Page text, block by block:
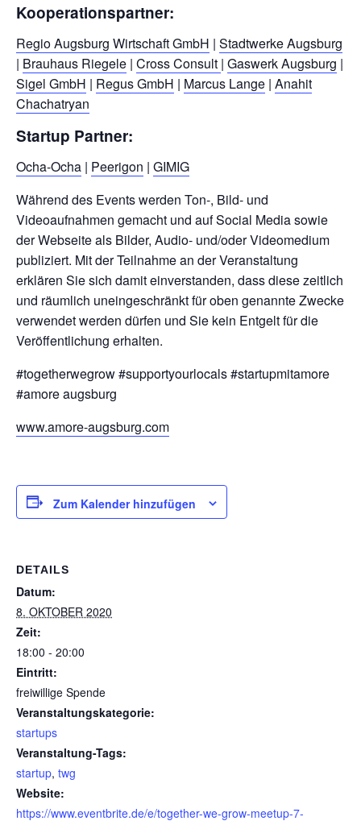
Kooperationspartner:
Regio Augsburg Wirtschaft GmbH | Stadtwerke Augsburg
| Brauhaus Riegele | Cross Consult | Gaswerk Augsburg |
Sigel GmbH | Regus GmbH | Marcus Lange | Anahit
Chachatryan
Startup Partner:
Ocha-Ocha | Peerigon | GIMIG
Während des Events werden Ton-, Bild- und
Videoaufnahmen gemacht und auf Social Media sowie
der Webseite als Bilder, Audio- und/oder Videomedium
publiziert. Mit der Teilnahme an der Veranstaltung
erklären Sie sich damit einverstanden, dass diese zeitlich
und räumlich uneingeschränkt für oben genannte Zwecke
verwendet werden dürfen und Sie kein Entgelt für die
Veröffentlichung erhalten.
#togetherwegrow #supportyourlocals #startupmitamore
#amore augsburg
www.amore-augsburg.com
Zum Kalender hinzufügen
DETAILS
Datum:
8. OKTOBER 2020
Zeit:
18:00 - 20:00
Eintritt:
freiwillige Spende
Veranstaltungskategorie:
startups
Veranstaltung-Tags:
startup, twg
Website:
https://www.eventbrite.de/e/together-we-grow-meetup-7-